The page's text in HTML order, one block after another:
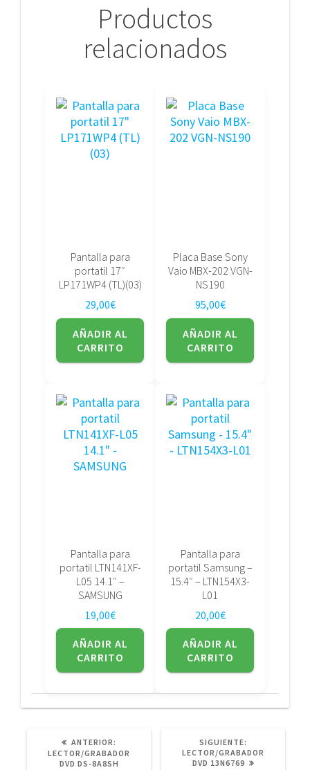
Productos
relacionados
Pantalla para
portatil 17″
LP171WP4 (TL)(03)
29,00€
AÑADIR AL
CARRITO
Placa Base Sony
Vaio MBX-202 VGN-
NS190
95,00€
AÑADIR AL
CARRITO
Pantalla para
portatil LTN141XF-
L05 14.1″ –
SAMSUNG
19,00€
AÑADIR AL
CARRITO
Pantalla para
portatil Samsung –
15.4″ – LTN154X3-
L01
20,00€
AÑADIR AL
CARRITO
ANTERIOR:
ANTERIOR:
LECTOR/GRABADOR
DVD DS-8A8SH
SIGUIENTE:
POST:
LECTOR/GRABADOR
DVD 13N6769